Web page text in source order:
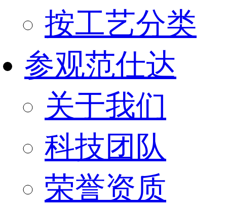
按工艺分类
参观范仕达
关于我们
科技团队
荣誉资质